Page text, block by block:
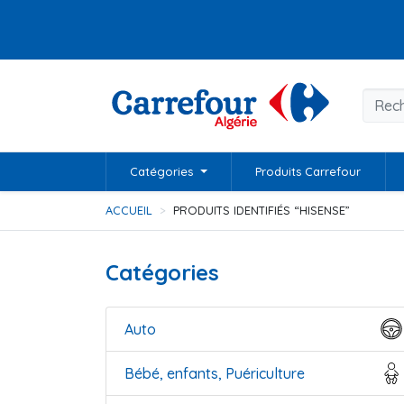
Catégories Produits Carrefour
ACCUEIL PRODUITS IDENTIFIÉS “HISENSE”
Catégories
Auto
Bébé, enfants, Puériculture